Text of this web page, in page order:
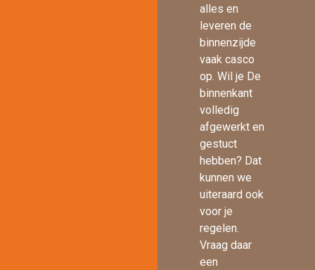
alles en
leveren de
binnenzijde
vaak casco
op. Wil je De
binnenkant
volledig
afgewerkt en
gestuct
hebben? Dat
kunnen we
uiteraard ook
voor je
regelen.
Vraag daar
een